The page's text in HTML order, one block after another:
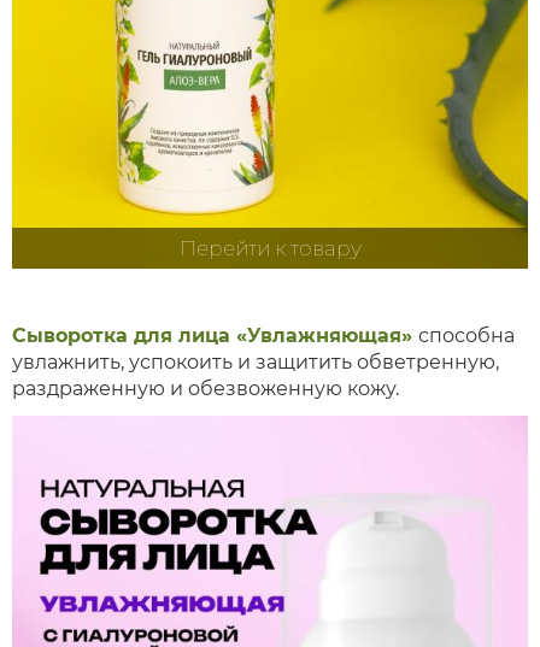
Перейти к товару
Сыворотка для лица «Увлажняющая» способна
увлажнить, успокоить и защитить обветренную,
раздраженную и обезвоженную кожу.